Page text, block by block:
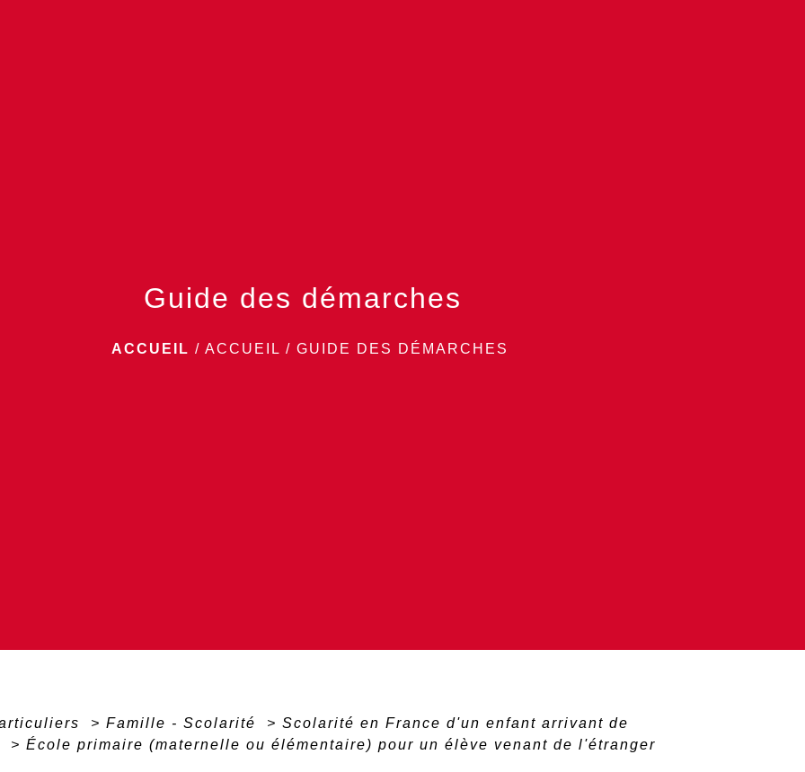
Guide des démarches
ACCUEIL / ACCUEIL / GUIDE DES DÉMARCHES
> Famille - Scolarité > Scolarité en France d'un enfant arrivant de
> École primaire (maternelle ou élémentaire) pour un élève venant de l'étranger